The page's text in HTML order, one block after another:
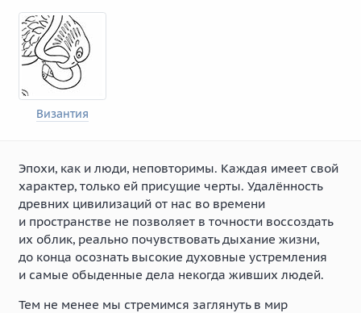
Византия
Эпохи, как и люди, неповторимы. Каждая имеет свой
характер, только ей присущие черты. Удалённость
древних цивилизаций от нас во времени
и пространстве не позволяет в точности воссоздать
их облик, реально почувствовать дыхание жизни,
до конца осознать высокие духовные устремления
и самые обыденные дела некогда живших людей.
Тем не менее мы стремимся заглянуть в мир